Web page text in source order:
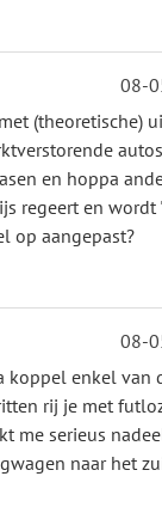
08-
(theoretische)
en hoppa
regeert en wordt
op aangepast?
08-
koppel enkel van
rij je met
me serieus
naar het